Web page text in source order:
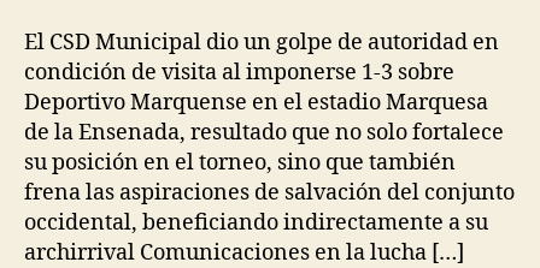
El CSD Municipal dio un golpe de autoridad en
condición de visita al imponerse 1-3 sobre
Deportivo Marquense en el estadio Marquesa
de la Ensenada, resultado que no solo fortalece
su posición en el torneo, sino que también
frena las aspiraciones de salvación del conjunto
occidental, beneficiando indirectamente a su
archirrival Comunicaciones en la lucha […]